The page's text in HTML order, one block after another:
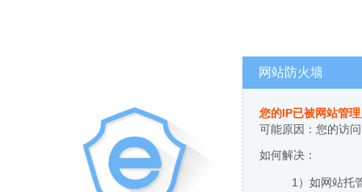
网站防火墙
您的IP已被网站管
可能原因：您的访
如何解决：
1）如网站托